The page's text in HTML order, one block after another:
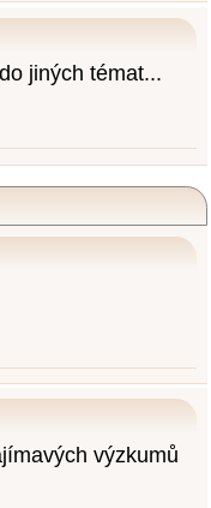
jiných témat...
výzkumů